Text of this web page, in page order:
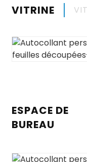
VITRINE
ESPACE DE
BUREAU